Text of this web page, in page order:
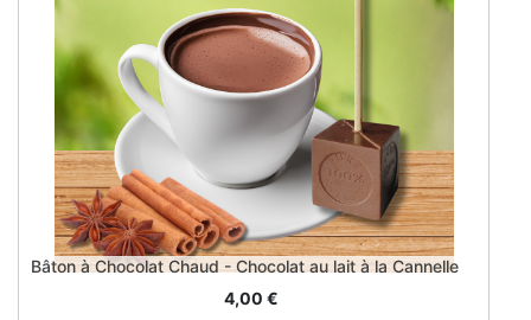
Bâton à Chocolat Chaud - Chocolat au lait à la Cannelle
4,00 €